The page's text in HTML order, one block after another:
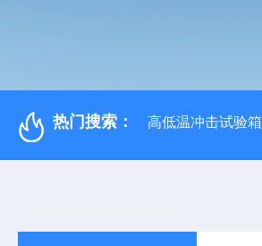
热门搜索： 高低温冲击试验箱